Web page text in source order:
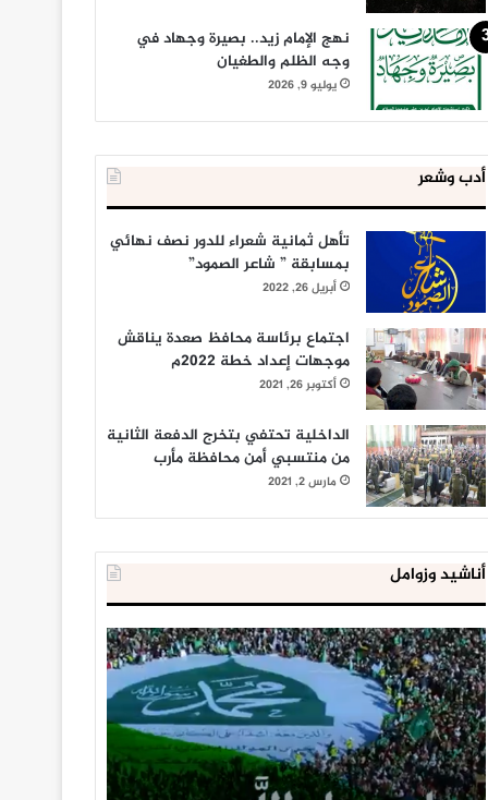
نهج الإمام زيد.. بصيرة وجهاد في
وجه الظلم والطغيان
يوليو 9, 2026
أدب وشعر
تأهل ثمانية شعراء للدور نصف نهائي
بمسابقة ” شاعر الصمود”
أبريل 26, 2022
اجتماع برئاسة محافظ صعدة يناقش
موجهات إعداد خطة 2022م
أكتوبر 26, 2021
الداخلية تحتفي بتخرج الدفعة الثانية
من منتسبي أمن محافظة مأرب
مارس 2, 2021
أناشيد وزوامل
العدو
الإسرائيلي
اعتقل
543
طفلا
فلسطينيا
خلال
يناير 31, 2021
الداخلية
المصرية
إحباط
‘مخطط
كبير’
للإخوان